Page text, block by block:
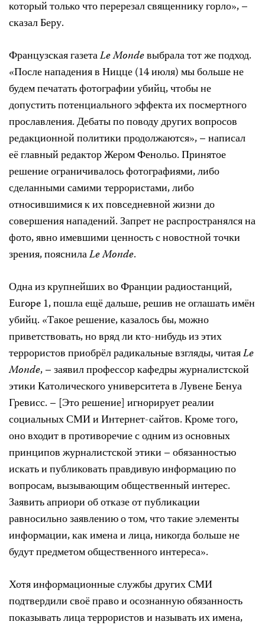
который только что перерезал священнику горло», –
сказал Беру.
Французская газетаLe Mondeвыбрала тот же подход.
«После нападения в Ницце (14 июля) мы больше не
будем печатать фотографии убийц, чтобы не
допустить потенциального эффекта их посмертного
прославления. Дебаты по поводу других вопросов
редакционной политики продолжаются», – написал
её главный редактор Жером Фенольо. Принятое
решение ограничивалось фотографиями, либо
сделанными самими террористами, либо
относившимися к их повседневной жизни до
совершения нападений. Запрет не распространялся на
фото, явно имевшими ценность с новостной точки
зрения, пояснилаLe Monde.
Одна из крупнейших во Франции радиостанций,
Europe 1, пошла ещё дальше, решив не оглашать имён
убийц. «Такое решение, казалось бы, можно
приветствовать, но вряд ли кто-нибудь из этих
террористов приобрёл радикальные взгляды, читаяLe
Monde, – заявил профессор кафедры журналистской
этики Католического университета в Лувене Бенуа
Гревисс. – [Это решение] игнорирует реалии
социальных СМИ и Интернет-сайтов. Кроме того,
оно входит в противоречие с одним из основных
принципов журналистской этики – обязанностью
искать и публиковать правдивую информацию по
вопросам, вызывающим общественный интерес.
Заявить априори об отказе от публикации
равносильно заявлению о том, что такие элементы
информации, как имена и лица, никогда больше не
будут предметом общественного интереса».
Хотя информационные службы других СМИ
подтвердили своё право и осознанную обязанность
показывать лица террористов и называть их имена,